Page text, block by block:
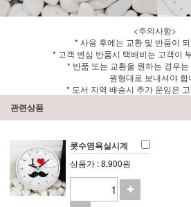
<주의사항>
* 사용 후에는 교환 및 반품이
* 고객 변심 반품시 택배비는 고객이
* 반품 또는 교환을 원하는 경우
원형대로 보내셔야 합
* 도서 지역 배송시 추가 운임은
관련상품
콧수염욕실시계
상품가 : 8,900원